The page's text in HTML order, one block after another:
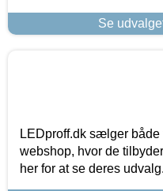
Se
LEDproff.dk sælger
webshop, hvor de
her for at se deres udvalg.